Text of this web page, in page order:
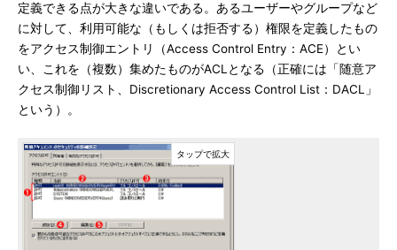
定義できる点が大きな違いである。あるユーザーやグループなど
に対して、利用可能な（もしくは拒否する）権限を定義したもの
をアクセス制御エントリ（Access Control Entry：ACE）とい
い、これを（複数）集めたものがACLとなる（正確には「随意ア
クセス制御リスト、Discretionary Access Control List：DACL」
という）。